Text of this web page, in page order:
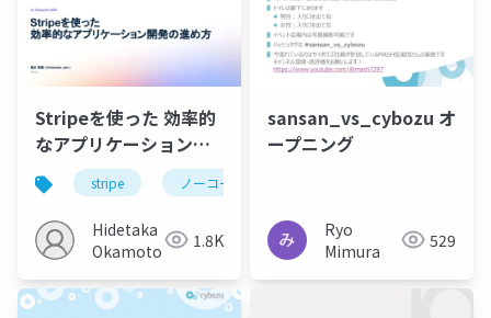
Stripeを使った 効率的
なアプリケーション開
発の進め方
stripe ノーコード
Hidetaka
Okamoto
1.8K
sansan_vs_cybozu オ
ープニング
Ryo
Mimura
529